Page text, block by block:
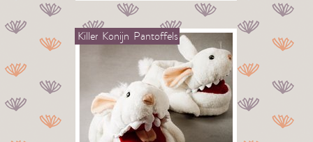
Killer Konijn Pantoffels